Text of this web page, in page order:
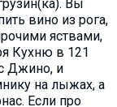
Вы
вино из рога,
яствами,
Кухню в 121
Джино, и
на лыжах, а
Если про